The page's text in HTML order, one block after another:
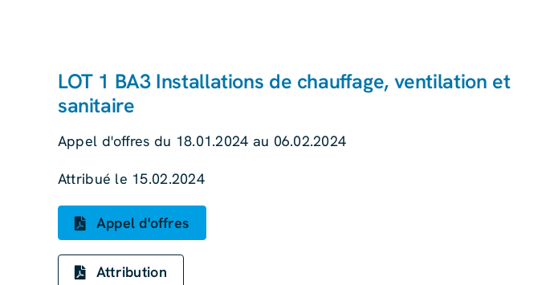
LOT 1 BA3 Installations de chauffage, ventilation et
sanitaire
Appel d'offres du 18.01.2024 au 06.02.2024
Attribué le 15.02.2024
Appel d'offres
Attribution